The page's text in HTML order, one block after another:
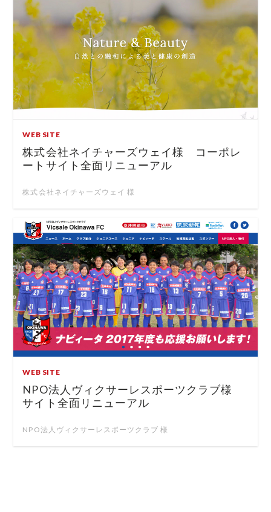
WEB SITE
株式会社ネイチャーズウェイ様 コーポレ
ートサイト全面リニューアル
株式会社ネイチャーズウェイ 様
WEB SITE
NPO法人ヴィクサーレスポーツクラブ様
サイト全面リニューアル
NPO法人ヴィクサーレスポーツクラブ 様